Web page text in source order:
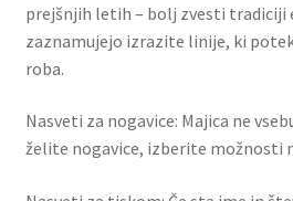
prejšnjih letih – bolj zvesti tradiciji
zaznamujejo izrazite linije, ki
roba.
Nasveti za nogavice: Majica ne
želite nogavice, izberite možnosti